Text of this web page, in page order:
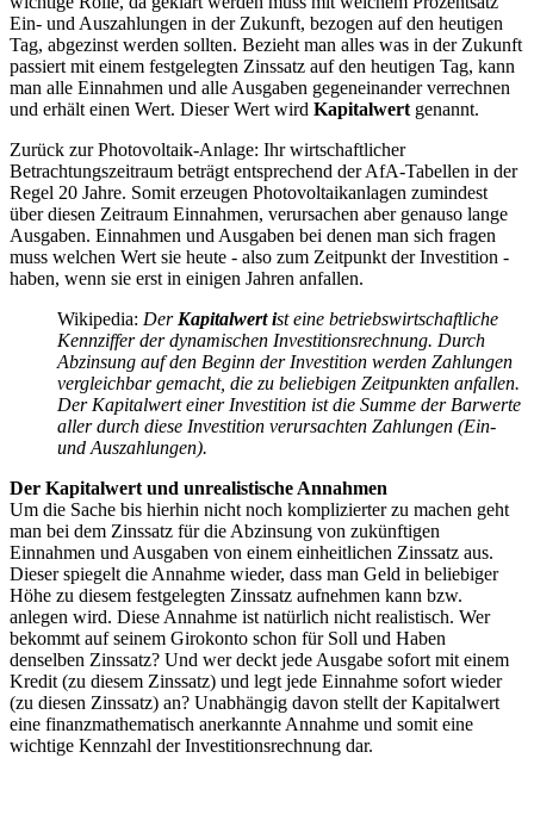
Ein- und Auszahlungen in der Zukunft, bezogen auf den heutigen
Tag, abgezinst werden sollten. Bezieht man alles was in der Zukunft
passiert mit einem festgelegten Zinssatz auf den heutigen Tag, kann
man alle Einnahmen und alle Ausgaben gegeneinander verrechnen
und erhält einen Wert. Dieser Wert wird Kapitalwert genannt.
Zurück zur Photovoltaik-Anlage: Ihr wirtschaftlicher
Betrachtungszeitraum beträgt entsprechend der AfA-Tabellen in der
Regel 20 Jahre. Somit erzeugen Photovoltaikanlagen zumindest
über diesen Zeitraum Einnahmen, verursachen aber genauso lange
Ausgaben. Einnahmen und Ausgaben bei denen man sich fragen
muss welchen Wert sie heute - also zum Zeitpunkt der Investition -
haben, wenn sie erst in einigen Jahren anfallen.
Wikipedia: Der Kapitalwert ist eine betriebswirtschaftliche
Kennziffer der dynamischen Investitionsrechnung. Durch
Abzinsung auf den Beginn der Investition werden Zahlungen
vergleichbar gemacht, die zu beliebigen Zeitpunkten anfallen.
Der Kapitalwert einer Investition ist die Summe der Barwerte
aller durch diese Investition verursachten Zahlungen (Ein-
und Auszahlungen).
Der Kapitalwert und unrealistische Annahmen
Um die Sache bis hierhin nicht noch komplizierter zu machen geht
man bei dem Zinssatz für die Abzinsung von zukünftigen
Einnahmen und Ausgaben von einem einheitlichen Zinssatz aus.
Dieser spiegelt die Annahme wieder, dass man Geld in beliebiger
Höhe zu diesem festgelegten Zinssatz aufnehmen kann bzw.
anlegen wird. Diese Annahme ist natürlich nicht realistisch. Wer
bekommt auf seinem Girokonto schon für Soll und Haben
denselben Zinssatz? Und wer deckt jede Ausgabe sofort mit einem
Kredit (zu diesem Zinssatz) und legt jede Einnahme sofort wieder
(zu diesen Zinssatz) an? Unabhängig davon stellt der Kapitalwert
eine finanzmathematisch anerkannte Annahme und somit eine
wichtige Kennzahl der Investitionsrechnung dar.